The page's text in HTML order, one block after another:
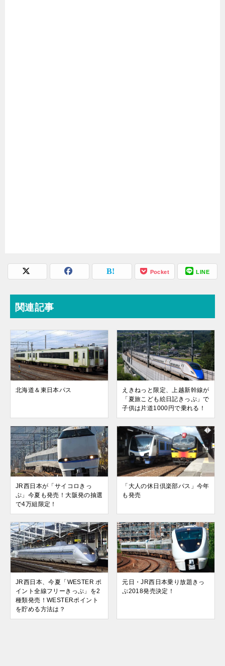
Pocket LINE
関連記事
北海道＆東日本パス
えきねっと限定、上越新幹線が
「夏旅こども絵日記きっぷ」で
子供は片道1000円で乗れる！
JR西日本が「サイコロきっ
ぷ」今夏も発売！大阪発の抽選
で4万組限定！
「大人の休日倶楽部パス」今年
も発売
JR西日本、今夏「WESTER ポ
イント全線フリーきっぷ」を2
種類発売！WESTERポイント
を貯める方法は？
元日・JR西日本乗り放題きっ
ぷ2018発売決定！